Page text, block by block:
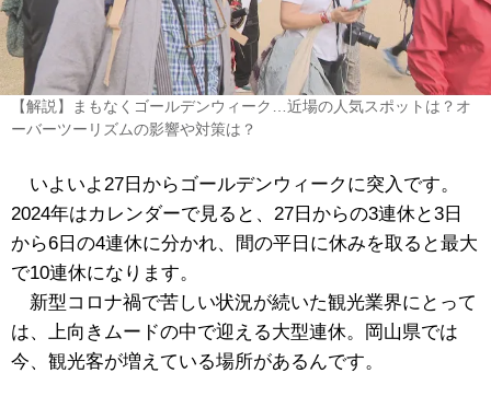
【解説】まもなくゴールデンウィーク…近場の人気スポットは？オ
ーバーツーリズムの影響や対策は？
いよいよ27日からゴールデンウィークに突入です。
2024年はカレンダーで見ると、27日からの3連休と3日
から6日の4連休に分かれ、間の平日に休みを取ると最大
で10連休になります。
新型コロナ禍で苦しい状況が続いた観光業界にとって
は、上向きムードの中で迎える大型連休。岡山県では
今、観光客が増えている場所があるんです。